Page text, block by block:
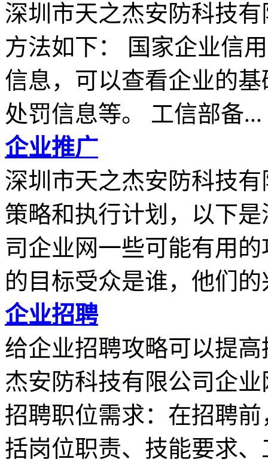
深圳市天之杰安防科技
方法如下： 国家企业信
信息，可以查看企业的
处罚信息等。 工信部备...
企业推广
深圳市天之杰安防科技
策略和执行计划，以下
司企业网一些可能有用
的目标受众是谁，他们的
企业招聘
给企业招聘攻略可以提
杰安防科技有限公司企
招聘职位需求：在招聘
括岗位职责、技能要求、